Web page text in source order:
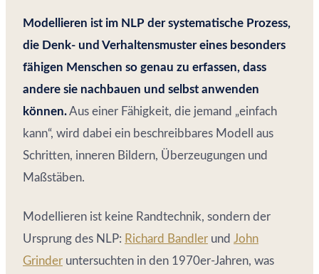
Modellieren ist im NLP der systematische Prozess,
die Denk- und Verhaltensmuster eines besonders
fähigen Menschen so genau zu erfassen, dass
andere sie nachbauen und selbst anwenden
können.Aus einer Fähigkeit, die jemand „einfach
kann“, wird dabei ein beschreibbares Modell aus
Schritten, inneren Bildern, Überzeugungen und
Maßstäben.
Modellieren ist keine Randtechnik, sondern der
Ursprung des NLP: Richard Bandler und John
Grinder untersuchten in den 1970er-Jahren, was